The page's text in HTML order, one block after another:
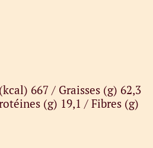
667 / Graisses (g) 62,3
(g) 19,1 / Fibres (g)